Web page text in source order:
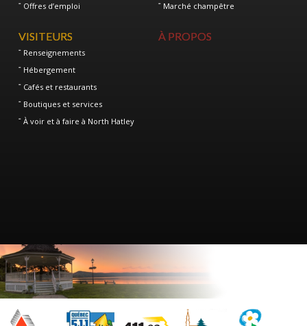
Offres d’emploi
Marché champêtre
VISITEURS
Renseignements
Hébergement
Cafés et restaurants
Boutiques et services
À voir et à faire à North Hatley
À PROPOS